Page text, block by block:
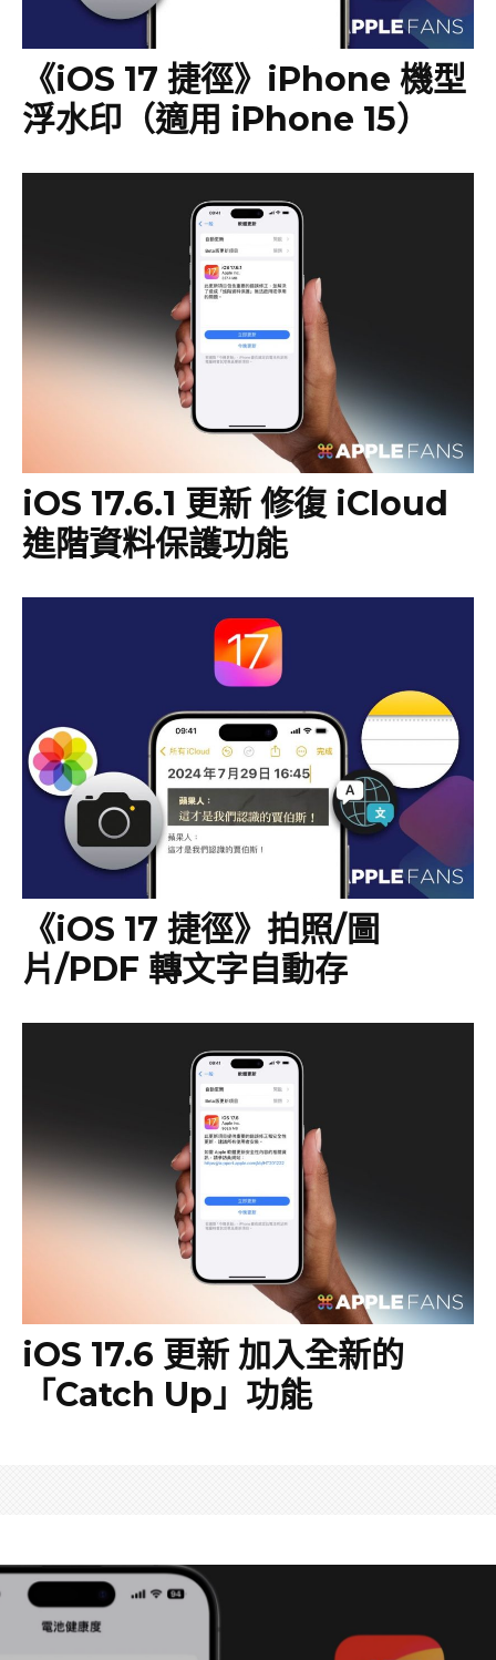
《iOS 17 捷徑》iPhone 機型
浮水印（適用 iPhone 15）
iOS 17.6.1 更新 修復 iCloud
進階資料保護功能
《iOS 17 捷徑》拍照/圖
片/PDF 轉文字自動存
iOS 17.6 更新 加入全新的
「Catch Up」功能